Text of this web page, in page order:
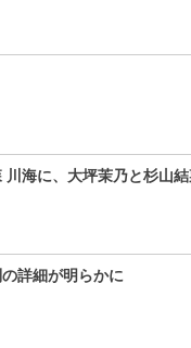
川海に、大坪茉乃と杉山
詳細が明らかに